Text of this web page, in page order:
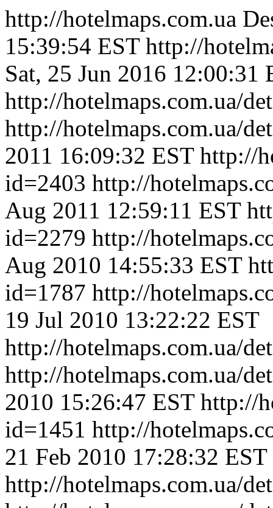
http://hotelmaps.com.ua
15:39:54 EST http://
Sat, 25 Jun 2016 12:00:31
http://hotelmaps.com.ua/
http://hotelmaps.com.ua/
2011 16:09:32 EST http://
id=2403 http://
Aug 2011 12:59:11 EST
id=2279 http://
Aug 2010 14:55:33 EST
id=1787 http://
19 Jul 2010 13:22:22 EST
http://hotelmaps.com.ua/
http://hotelmaps.com.ua/
2010 15:26:47 EST http://
id=1451 http://
21 Feb 2010 17:28:32 EST
http://hotelmaps.com.ua/